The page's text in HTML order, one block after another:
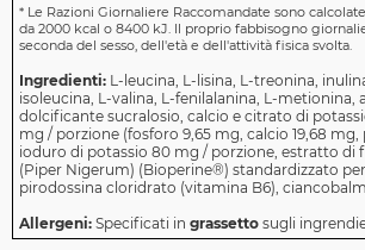
* Le Razioni Giornaliere Raccomandate sono
da 2000 kcal o 8400 kJ. Il proprio fabbisogno
seconda del sesso, dell'età e dell'attività fisica svolta.
Ingredienti: L-leucina, L-lisina, L-treonina,
isoleucina, L-valina, L-fenilalanina, L-metionina,
dolcificante sucralosio, calcio e citrato di
mg / porzione (fosforo 9,65 mg, calcio 19,68 mg,
ioduro di potassio 80 mg / porzione, estratto di
(Piper Nigerum) (Bioperine®) standardizzato
pirodossina cloridrato (vitamina B6),
Allergeni: Specificati in grassetto sugli